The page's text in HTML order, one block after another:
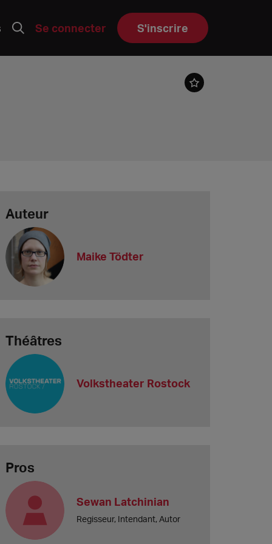
Se connecter S'inscrire
Auteur
Maike Tödter
Théâtres
Volkstheater Rostock
Pros
Sewan Latchinian
Regisseur, Intendant, Autor